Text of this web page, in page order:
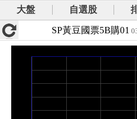
大盤 自選股
SP黃豆國票5B購01